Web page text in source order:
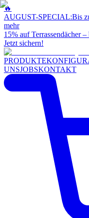
🔥
AUGUST-SPECIAL:Bis
mehr
15% auf Terrassendächer
Jetzt sichern!
PRODUKTE
UNSJOBSKONTAKT